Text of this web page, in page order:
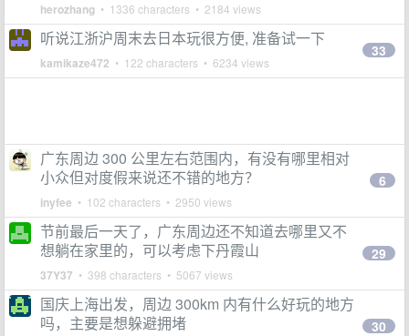
herozhang • 1336 characters • 2184 views
听说江浙沪周末去日本玩很方便, 准备试一下
kamikaze472 • 122 characters • 6234 views
33
广东周边 300 公里左右范围内，有没有哪里相对
小众但对度假来说还不错的地方？
inyfee • 102 characters • 2950 views
6
节前最后一天了，广东周边还不知道去哪里又不
想躺在家里的，可以考虑下丹霞山
37Y37 • 398 characters • 5067 views
29
国庆上海出发，周边 300km 内有什么好玩的地方
吗，主要是想躲避拥堵
30